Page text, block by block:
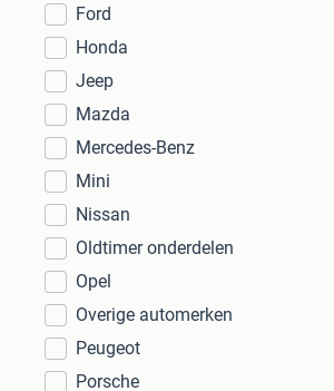
Ford
Honda
Jeep
Mazda
Mercedes-Benz
Mini
Nissan
Oldtimer onderdelen
Opel
Overige automerken
Peugeot
Porsche